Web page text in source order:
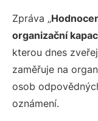
Zpráva „
organizační
kterou dnes
zaměřuje na
osob
oznámení.